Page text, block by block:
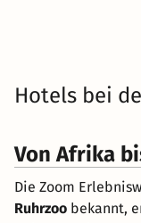
Hotels bei
Von Afrika
Die Zoom
Ruhrzoo bekannt,